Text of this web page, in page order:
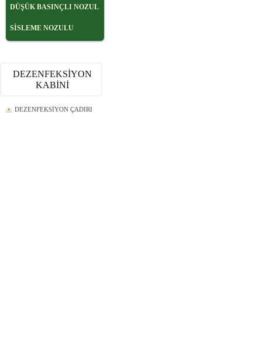
DÜŞÜK BASINÇLI NOZUL
SİSLEME NOZULU
DEZENFEKSİYON
KABİNİ
DEZENFEKSİYON ÇADIRI